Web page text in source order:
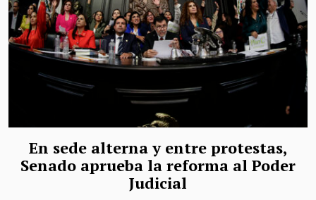
En sede alterna y entre protestas,
Senado aprueba la reforma al Poder
Judicial